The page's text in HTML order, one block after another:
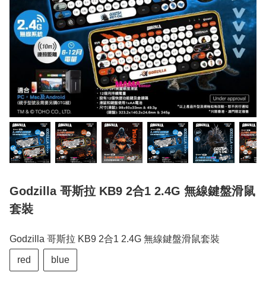
Godzilla 哥斯拉 KB9 2合1 2.4G 無線鍵盤滑鼠
套裝
Godzilla 哥斯拉 KB9 2合1 2.4G 無線鍵盤滑鼠套裝
red blue